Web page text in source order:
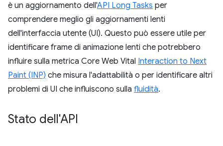
è un aggiornamento dell'API Long Tasks per
comprendere meglio gli aggiornamenti lenti
dell'interfaccia utente (UI). Questo può essere utile per
identificare frame di animazione lenti che potrebbero
influire sulla metrica Core Web Vital Interaction to Next
Paint (INP) che misura l'adattabilità o per identificare altri
problemi di UI che influiscono sulla fluidità.
Stato dell'API